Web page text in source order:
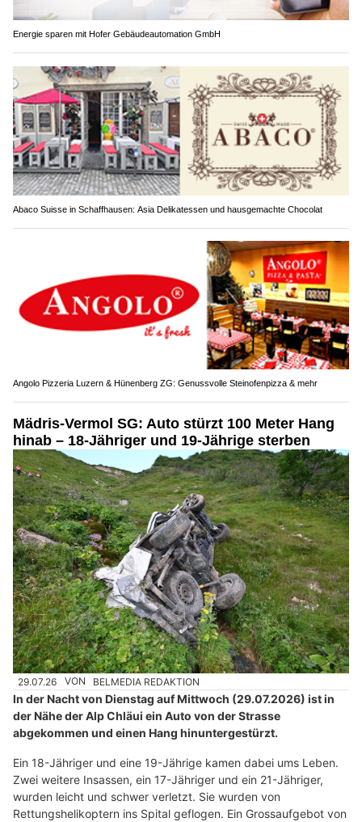
Energie sparen mit Hofer Gebäudeautomation GmbH
Abaco Suisse in Schaffhausen: Asia Delikatessen und hausgemachte Chocolat
Angolo Pizzeria Luzern & Hünenberg ZG: Genussvolle Steinofenpizza & mehr
Mädris-Vermol SG: Auto stürzt 100 Meter Hang
hinab – 18-Jähriger und 19-Jährige sterben
29.07.26 VON BELMEDIA REDAKTION
In der Nacht von Dienstag auf Mittwoch (29.07.2026) ist in
der Nähe der Alp Chläui ein Auto von der Strasse
abgekommen und einen Hang hinuntergestürzt.
Ein 18-Jähriger und eine 19-Jährige kamen dabei ums Leben.
Zwei weitere Insassen, ein 17-Jähriger und ein 21-Jähriger,
wurden leicht und schwer verletzt. Sie wurden von
Rettungshelikoptern ins Spital geflogen. Ein Grossaufgebot von